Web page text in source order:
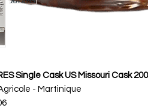
Single Cask US Missouri Cask
- Martinique